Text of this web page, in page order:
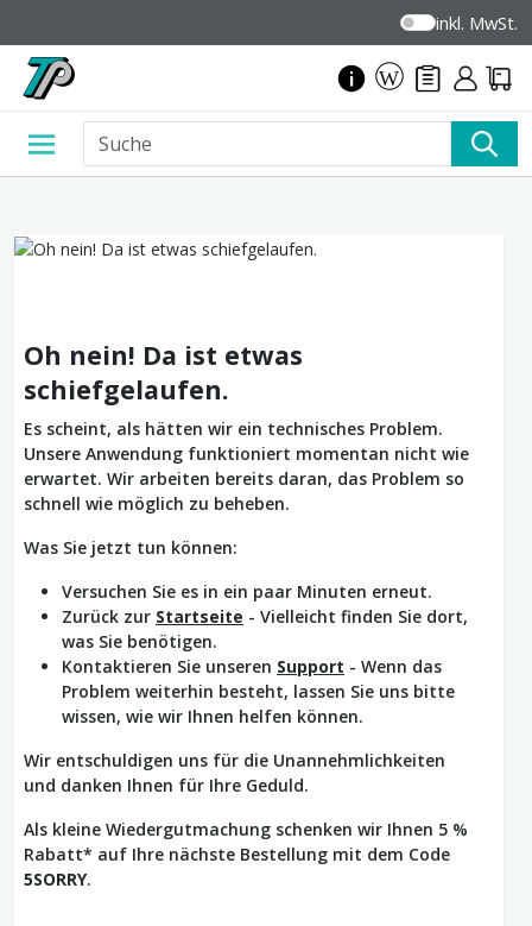
inkl. MwSt.
Oh nein! Da ist etwas
schiefgelaufen.
Es scheint, als hätten wir ein technisches Problem.
Unsere Anwendung funktioniert momentan nicht wie
erwartet. Wir arbeiten bereits daran, das Problem so
schnell wie möglich zu beheben.
Was Sie jetzt tun können:
Versuchen Sie es in ein paar Minuten erneut.
Zurück zur Startseite - Vielleicht finden Sie dort,
was Sie benötigen.
Kontaktieren Sie unseren Support - Wenn das
Problem weiterhin besteht, lassen Sie uns bitte
wissen, wie wir Ihnen helfen können.
Wir entschuldigen uns für die Unannehmlichkeiten
und danken Ihnen für Ihre Geduld.
Als kleine Wiedergutmachung schenken wir Ihnen 5 %
Rabatt* auf Ihre nächste Bestellung mit dem Code
5SORRY.